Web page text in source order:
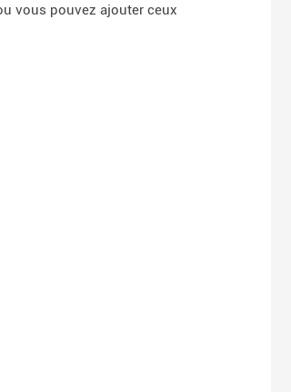
vous pouvez ajouter ceux